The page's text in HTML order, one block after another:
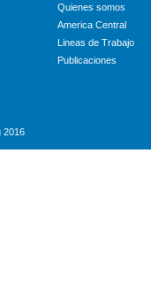
Quienes somos
America Central
Lineas de Trabajo
Publicaciones
2016